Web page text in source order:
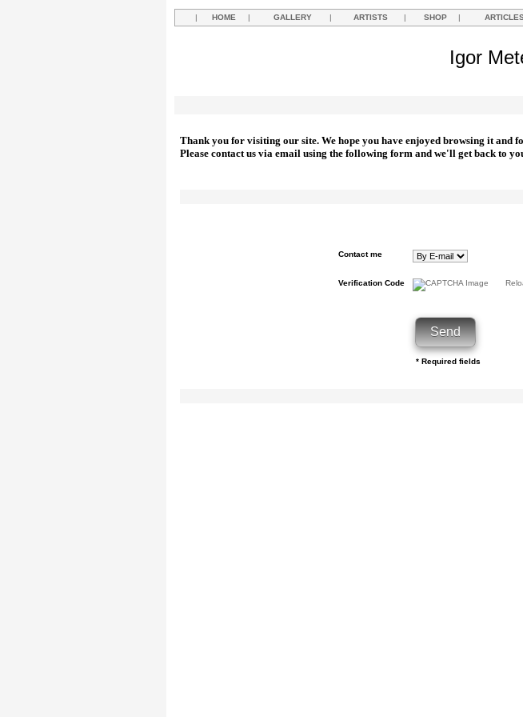
| HOME | GALLERY | ARTISTS | SHOP |
Igor
Thank you for visiting our site. We hope you have enjoyed browsing it and
Please contact us via email using the following form and we'll get back to
Contact me
Verification Code
* Required fields